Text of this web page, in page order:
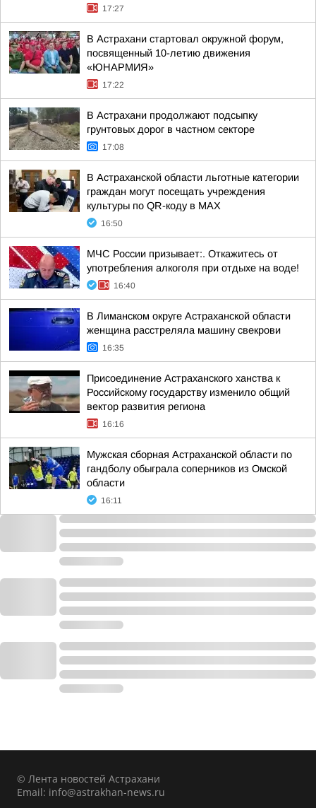
17:27
В Астрахани стартовал окружной форум,
посвященный 10-летию движения
«ЮНАРМИЯ»
17:22
В Астрахани продолжают подсыпку
грунтовых дорог в частном секторе
17:08
В Астраханской области льготные категории
граждан могут посещать учреждения
культуры по QR-коду в МАХ
16:50
МЧС России призывает:. Откажитесь от
употребления алкоголя при отдыхе на воде!
16:40
В Лиманском округе Астраханской области
женщина расстреляла машину свекрови
16:35
Присоединение Астраханского ханства к
Российскому государству изменило общий
вектор развития региона
16:16
Мужская сборная Астраханской области по
гандболу обыграла соперников из Омской
области
16:11
© Лента новостей Астрахани
Email: info@astrakhan-news.ru